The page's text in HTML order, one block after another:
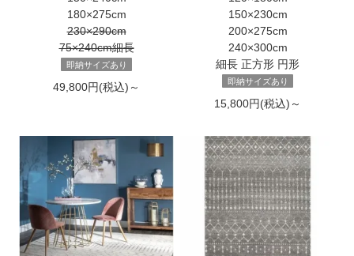
180×275cm
230×290cm
75×240cm細長
即納サイズあり
49,800円(税込)～
150×230cm
200×275cm
240×300cm
細長 正方形 円形
即納サイズあり
15,800円(税込)～